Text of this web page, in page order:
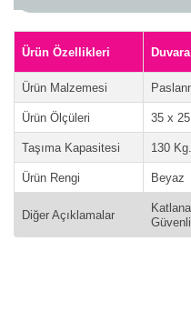
Ürün Özellikleri
Ürün Malzemesi
Ürün Ölçüleri 35 x
Taşıma Kapasitesi 130 Kg.
Ürün Rengi Beyaz
Diğer Açıklamalar